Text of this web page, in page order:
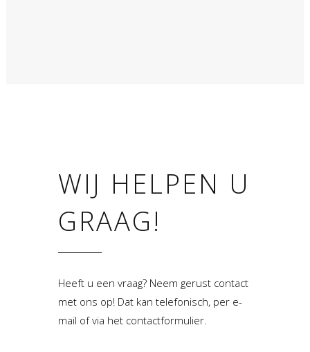
WIJ HELPEN U
GRAAG!
Heeft u een vraag? Neem gerust contact
met ons op! Dat kan telefonisch, per e-
mail of via het contactformulier.